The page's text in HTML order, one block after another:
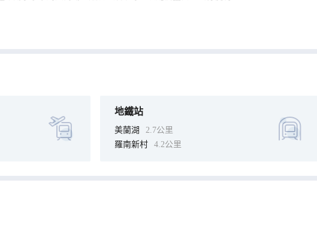
地鐵站
美蘭湖
2.7公里
羅南新村
4.2公里